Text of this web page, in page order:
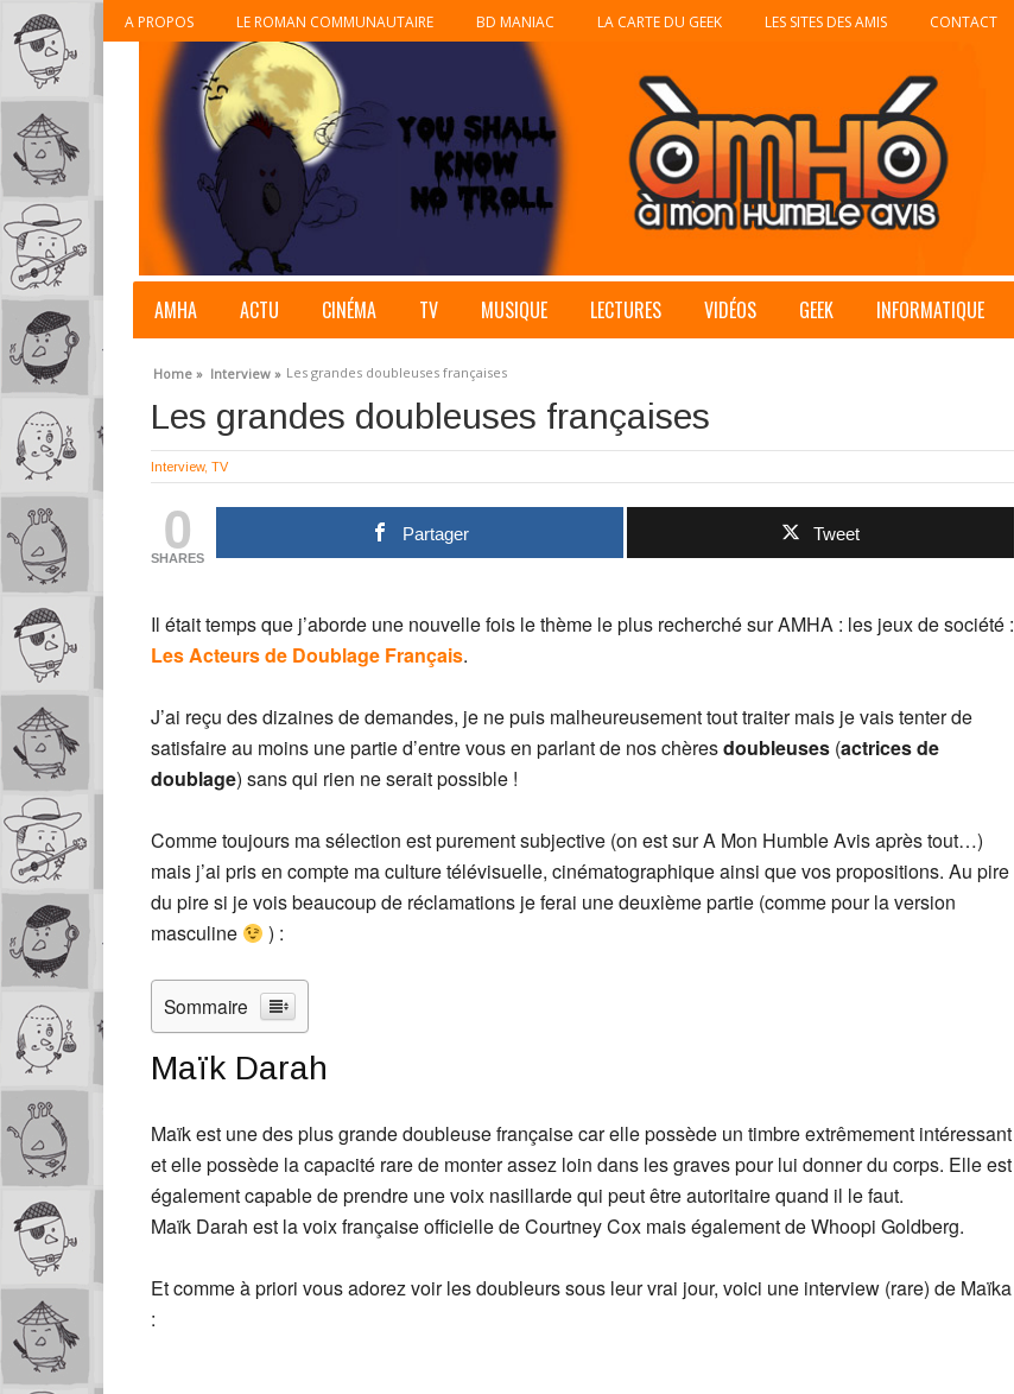
A PROPOS LE ROMAN COMMUNAUTAIRE BD MANIAC LA CARTE DU GEEK LES SITES DES AMIS CONTACT
AMHA ACTU CINÉMA TV MUSIQUE LECTURES VIDÉOS GEEK INFORMATIQUE
Home » Interview » Les grandes doubleuses françaises
Les grandes doubleuses françaises
Interview, TV
0
SHARES
Partager Tweet
Il était temps que j’aborde une nouvelle fois le thème le plus recherché sur AMHA : les jeux de société :
Les Acteurs de Doublage Français.
J’ai reçu des dizaines de demandes, je ne puis malheureusement tout traiter mais je vais tenter de
satisfaire au moins une partie d’entre vous en parlant de nos chèresdoubleuses (actrices de
doublage) sans qui rien ne serait possible !
Comme toujours ma sélection est purement subjective (on est sur A Mon Humble Avis après tout…)
mais j’ai pris en compte ma culture télévisuelle, cinématographique ainsi que vos propositions. Au pire
du pire si je vois beaucoup de réclamations je ferai une deuxième partie (comme pour la version
masculine
) :
Sommaire
Maïk Darah
Maïk est une des plus grande doubleuse française car elle possède un timbre extrêmement intéressant
et elle possède la capacité rare de monter assez loin dans les graves pour lui donner du corps. Elle est
également capable de prendre une voix nasillarde qui peut être autoritaire quand il le faut.
Maïk Darah est la voix française officielle de Courtney Cox mais également de Whoopi Goldberg.
Et comme à priori vous adorez voir les doubleurs sous leur vrai jour, voici une interview (rare) de Maïka
: